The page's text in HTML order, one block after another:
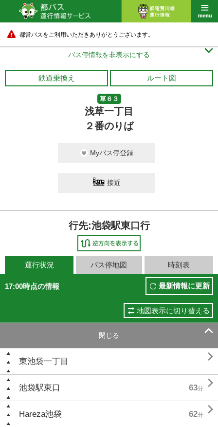
都営バスをご利用いただきありがとうございます。
バス停情報を非表示にする 
鉄道乗換え ルート図
草６３
浅草一丁目
２番のりば
Myバス停登録
接近
行先:池袋駅東口行
運行状況 バス停地図 時刻表
17:00時点の情報 最新情報に更新
地図表示に切り替える
閉じる 
東池袋一丁目 
池袋駅東口 63分 
Hareza池袋 62分 